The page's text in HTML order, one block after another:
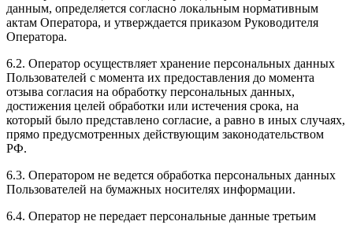
данным, определяется согласно локальным нормативным
актам Оператора, и утверждается приказом Руководителя
Оператора.
6.2. Оператор осуществляет хранение персональных данных
Пользователей с момента их предоставления до момента
отзыва согласия на обработку персональных данных,
достижения целей обработки или истечения срока, на
который было представлено согласие, а равно в иных случаях,
прямо предусмотренных действующим законодательством
РФ.
6.3. Оператором не ведется обработка персональных данных
Пользователей на бумажных носителях информации.
6.4. Оператор не передает персональные данные третьим